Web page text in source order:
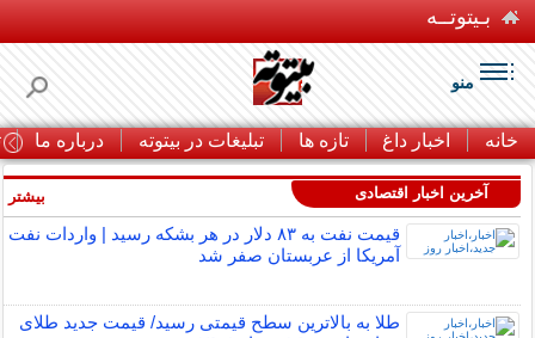
بـیتوتــه
منو
خانه اخبار داغ تازه ها تبلیغات در بیتوته درباره ما
آخرین اخبار اقتصادی
قیمت نفت به ۸۳ دلار در هر بشکه رسید | واردات نفت
آمریکا از عربستان صفر شد
طلا به بالاترین سطح قیمتی رسید/ قیمت جدید طلای
بیشتر